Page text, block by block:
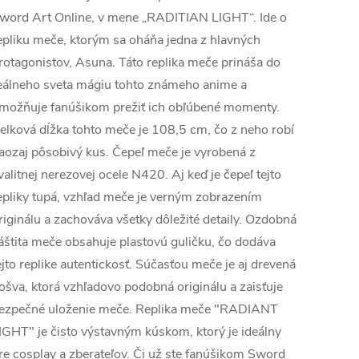
Art Online, v mene „RADITIAN LIGHT“. Ide o
meče, ktorým sa oháňa jedna z hlavných
Asuna. Táto replika meče prináša do
sveta mágiu tohto známeho anime a
fanúšikom prežiť ich obľúbené momenty.
dĺžka tohto meče je 108,5 cm, čo z neho robí
pôsobivý kus. Čepeľ meče je vyrobená z
nerezovej ocele N420. Aj keď je čepeľ tejto
tupá, vzhľad meče je verným zobrazením
a zachováva všetky dôležité detaily. Ozdobná
meče obsahuje plastovú guličku, čo dodáva
replike autentickosť. Súčasťou meče je aj drevená
ktorá vzhľadovo podobná originálu a zaisťuje
uloženie meče. Replika meče "RADIANT
je čisto výstavným kúskom, ktorý je ideálny
cosplay a zberateľov. Či už ste fanúšikom Sword